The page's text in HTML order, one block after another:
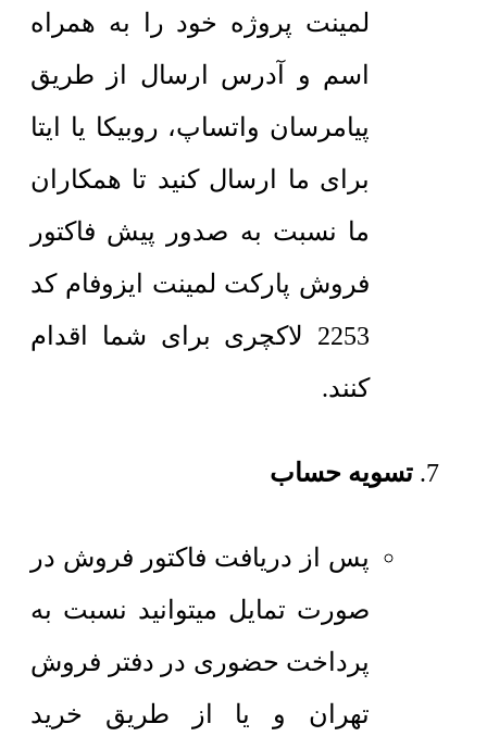
لمینت پروژه خود را به همراه
اسم و آدرس ارسال از طریق
پیامرسان واتساپ، روبیکا یا ایتا
برای ما ارسال کنید تا همکاران
ما نسبت به صدور پیش فاکتور
فروش پارکت لمینت ایزوفام کد
2253 لاکچری برای شما اقدام
کنند.
تسویه حساب
پس از دریافت فاکتور فروش در
صورت تمایل میتوانید نسبت به
پرداخت حضوری در دفتر فروش
تهران و یا از طریق خرید